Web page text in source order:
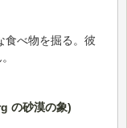
食べ物を掘る。彼